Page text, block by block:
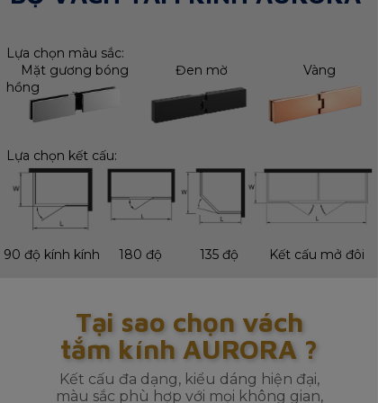
Lựa chọn màu sắc:
Mặt gương bóng Đen mờ Vàng
hồng
Lựa chọn kết cấu:
90 độ kính kính 180 độ 135 độ Kết cấu mở đôi
Kết cấu đa dạng, kiểu dáng hiện đại,
màu sắc phù hợp với mọi không gian,
Tại sao chọn vách
tắm kính AURORA ?